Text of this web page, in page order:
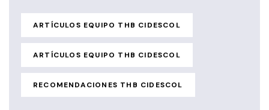
ARTÍCULOS EQUIPO THB CIDESCOL
ARTÍCULOS EQUIPO THB CIDESCOL
RECOMENDACIONES THB CIDESCOL